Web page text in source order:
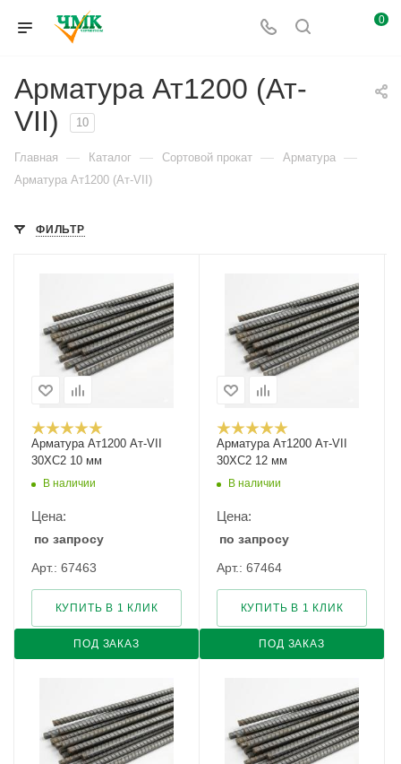
0
Арматура Ат1200 (Ат-
VII)
10
Главная — Каталог — Сортовой прокат — Арматура —
Арматура Ат1200 (Ат-VII)
ФИЛЬТР
Арматура Ат1200 Ат-VII
30ХС2 10 мм
В наличии
Цена:
по запросу
Арт.: 67463
ПОД ЗАКАЗ
КУПИТЬ В 1 КЛИК
Арматура Ат1200 Ат-VII
30ХС2 12 мм
В наличии
Цена:
по запросу
Арт.: 67464
ПОД ЗАКАЗ
КУПИТЬ В 1 КЛИК